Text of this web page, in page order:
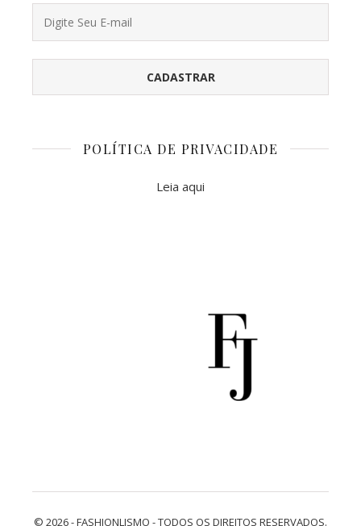
POLÍTICA DE PRIVACIDADE
Leia aqui
© 2026 - FASHIONLISMO - TODOS OS DIREITOS RESERVADOS.